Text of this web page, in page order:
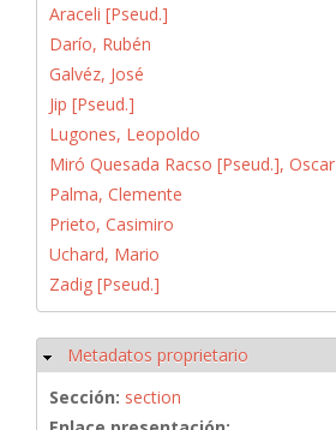
Araceli [Pseud.]
Darío, Rubén
Galvéz, José
Jip [Pseud.]
Lugones, Leopoldo
Miró Quesada Racso [Pseud.], Oscar
Palma, Clemente
Prieto, Casimiro
Uchard, Mario
Zadig [Pseud.]
Ocultar
Metadatos proprietario
Sección: section